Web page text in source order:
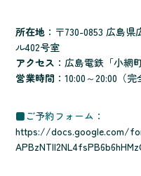
所在地 ：〒730-0853 広島
ル402号室
アクセス ：広島電鉄「小網
営業時間 ：10:00～20:00（完
■ご予約フォーム：
https://docs.google.com/